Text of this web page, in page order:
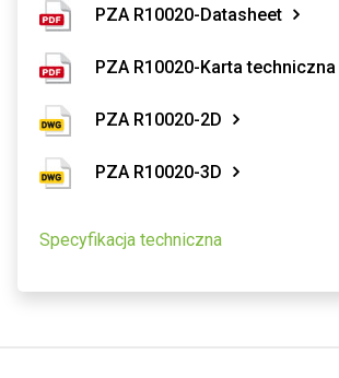
PZA R10020-Datasheet
PZA R10020-Karta techniczna
PZA R10020-2D
PZA R10020-3D
Specyfikacja techniczna